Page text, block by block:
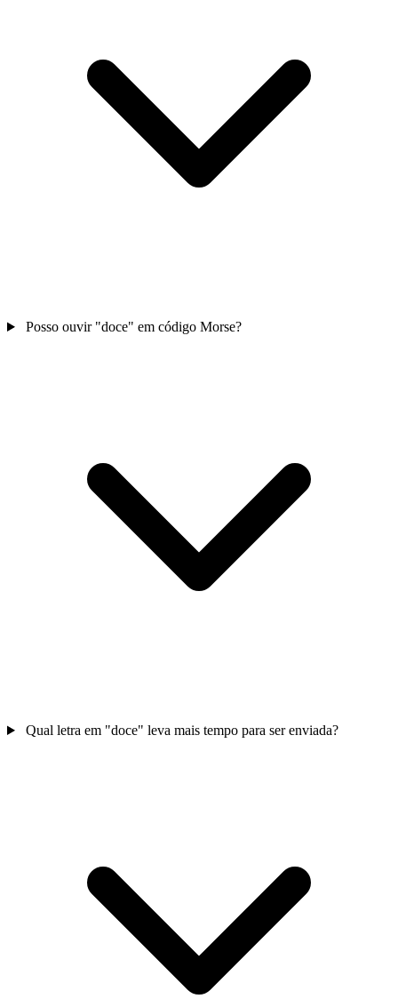
Posso ouvir "doce" em código Morse?
Qual letra em "doce" leva mais tempo para ser enviada?